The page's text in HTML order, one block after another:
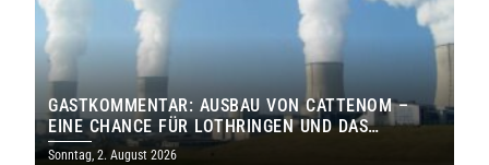
GASTKOMMENTAR: AUSBAU VON CATTENOM –
EINE CHANCE FÜR LOTHRINGEN UND DAS
SAARLAND
Sonntag, 2. August 2026